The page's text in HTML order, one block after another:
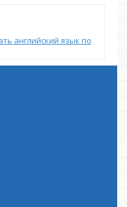
английский язык по